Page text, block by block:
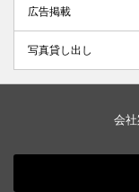
広告掲載
写真貸し出し
会